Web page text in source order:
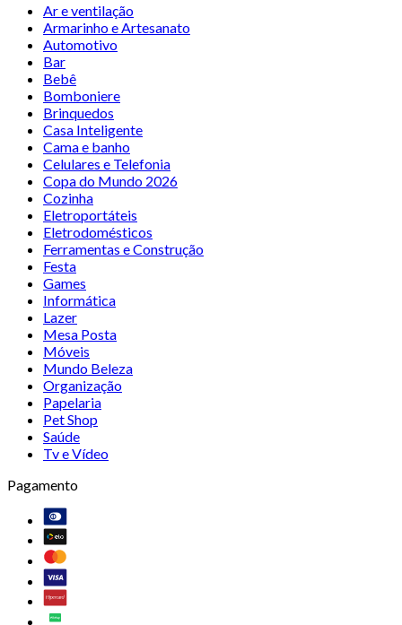
Ar e ventilação
Armarinho e Artesanato
Automotivo
Bar
Bebê
Bomboniere
Brinquedos
Casa Inteligente
Cama e banho
Celulares e Telefonia
Copa do Mundo 2026
Cozinha
Eletroportáteis
Eletrodomésticos
Ferramentas e Construção
Festa
Games
Informática
Lazer
Mesa Posta
Móveis
Mundo Beleza
Organização
Papelaria
Pet Shop
Saúde
Tv e Vídeo
Pagamento